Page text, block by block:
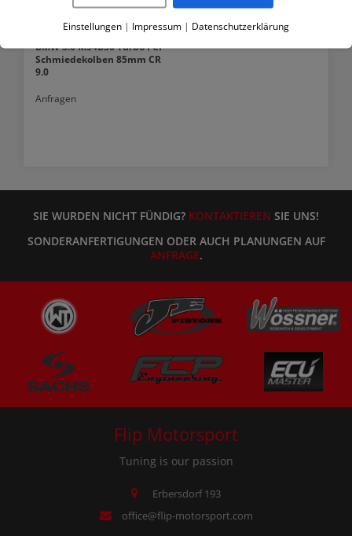
BMW 3.0 M54B30 Turbo FCP
Schmiedekolben 85mm CR
9.0
Anfragen
SIE WURDEN NICHT FÜNDIG? KONTAKTIEREN SIE UNS!
SONDERANFERTIGUNGEN ODER AUCH PLANUNGEN AUF
ANFRAGE.
Flip Motorsport
Tuning is our passion
Erbersdorf 193
office@flip-motorsport.com
Einstellungen | Impressum | Datenschutzerklärung